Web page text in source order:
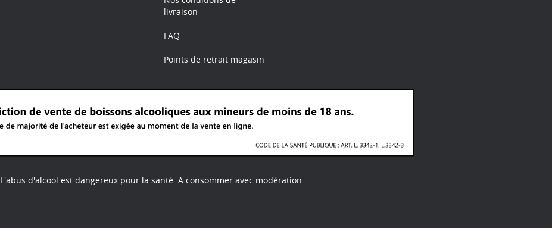
livraison
FAQ
Points de retrait magasin
L'abus d'alcool est dangereux pour la santé. A consommer avec modération.